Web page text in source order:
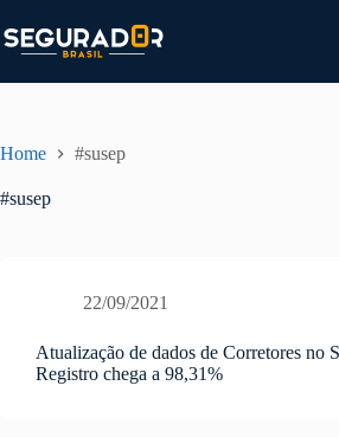
para
o
Home #susep
#susep
22/09/2021
Atualização de dados de Corretores no
Registro chega a 98,31%